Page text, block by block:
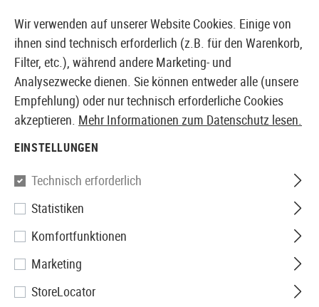
EUROPÄISCHER AIRSOFT SHOP & GROßHÄNDLER
Leapers
30mm QD CNC Mount Rings
High
Wir verwenden auf unserer Website Cookies. Einige von
ihnen sind technisch erforderlich (z.B. für den Warenkorb,
Filter, etc.), während andere Marketing- und
Analysezwecke dienen. Sie können entweder alle (unsere
Empfehlung) oder nur technisch erforderliche Cookies
akzeptieren. Mehr Informationen zum Datenschutz lesen.
EINSTELLUNGEN
Technisch erforderlich
Statistiken
Komfortfunktionen
Marketing
StoreLocator